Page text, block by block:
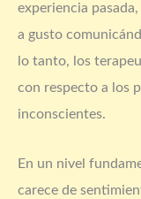
experiencia
a gusto
lo tanto, los
con respecto a los
inconscientes.
En un nivel
carece de